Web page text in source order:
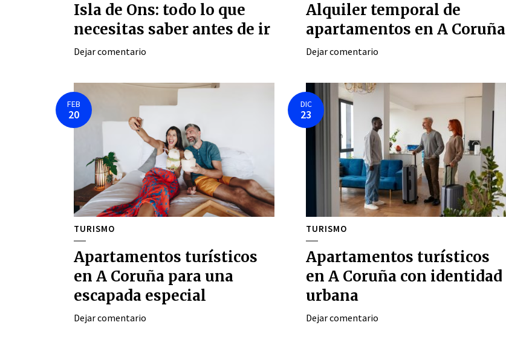
Isla de Ons: todo lo que
necesitas saber antes de ir
Dejar comentario
Alquiler temporal de
apartamentos en A Coruña
Dejar comentario
FEB
20
TURISMO
Apartamentos turísticos
en A Coruña para una
escapada especial
Dejar comentario
DIC
23
TURISMO
Apartamentos turísticos
en A Coruña con identidad
urbana
Dejar comentario